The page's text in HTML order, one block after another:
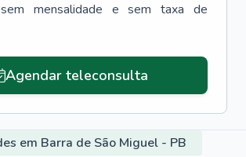
sem mensalidade e sem taxa de
Agendar teleconsulta
em Barra de São Miguel - PB